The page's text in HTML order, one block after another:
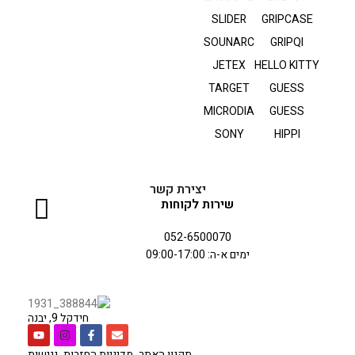
GRIPCASE
GRIPQI
HELLO KITTY
GUESS
GUESS
HIPPI
SLIDER
SOUNARC
JETEX
TARGET
MICRODIA
SONY
יצירת קשר
שירות לקוחות
052-6500070
ימים א-ה: 09:00-17:00
חידקל 9, יבנה